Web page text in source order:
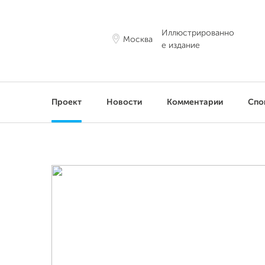
Москва
Иллюстрированно
е издание
Проект Новости Комментарии